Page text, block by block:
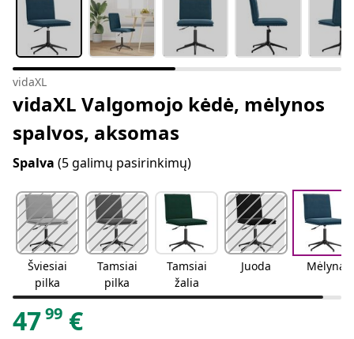
vidaXL
vidaXL Valgomojo kėdė, mėlynos
spalvos, aksomas
Spalva (5 galimų pasirinkimų)
Šviesiai
pilka
Tamsiai
pilka
Tamsiai
žalia
Juoda Mėlyna
4799 €